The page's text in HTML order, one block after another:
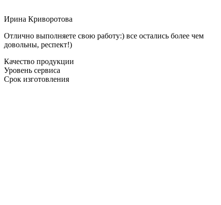
Ирина Криворотова
Отлично выполняете свою работу:) все остались более чем
довольны, респект!)
Качество продукции
Уровень сервиса
Срок изготовления